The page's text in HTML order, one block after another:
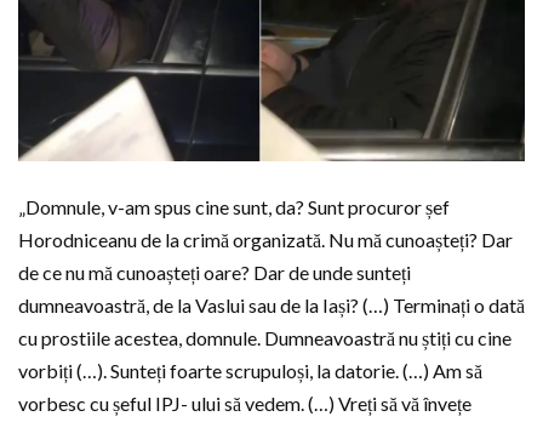
„Domnule, v-am spus cine sunt, da? Sunt procuror șef
Horodniceanu de la crimă organizată. Nu mă cunoașteți? Dar
de ce nu mă cunoașteți oare? Dar de unde sunteți
dumneavoastră, de la Vaslui sau de la Iași? (…) Terminați o dată
cu prostiile acestea, domnule. Dumneavoastră nu știți cu cine
vorbiți (…). Sunteți foarte scrupuloși, la datorie. (…) Am să
vorbesc cu șeful IPJ- ului să vedem. (…) Vreți să vă învețe